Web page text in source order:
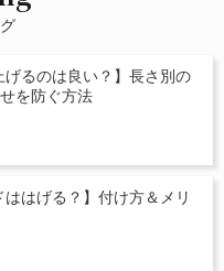
げるのは良い？】長さ別の
を防ぐ方法
ははげる？】付け方＆メリ